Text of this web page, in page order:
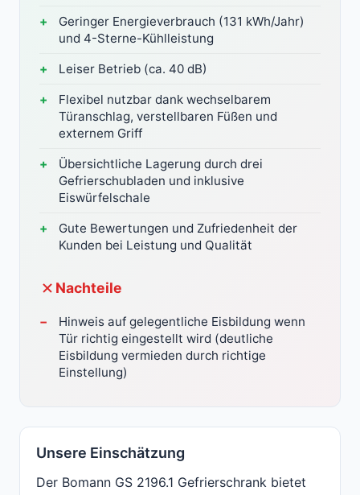
Geringer Energieverbrauch (131 kWh/Jahr)
und 4-Sterne-Kühlleistung
Leiser Betrieb (ca. 40 dB)
Flexibel nutzbar dank wechselbarem
Türanschlag, verstellbaren Füßen und
externem Griff
Übersichtliche Lagerung durch drei
Gefrierschubladen und inklusive
Eiswürfelschale
Gute Bewertungen und Zufriedenheit der
Kunden bei Leistung und Qualität
Nachteile
Hinweis auf gelegentliche Eisbildung wenn
Tür richtig eingestellt wird (deutliche
Eisbildung vermieden durch richtige
Einstellung)
Unsere Einschätzung
Der Bomann GS 2196.1 Gefrierschrank bietet